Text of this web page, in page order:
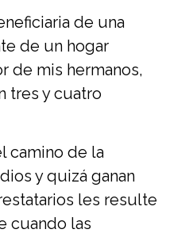
de una
de un hogar
de mis hermanos,
tres y cuatro
camino de la
y quizá ganan
les resulte
cuando las